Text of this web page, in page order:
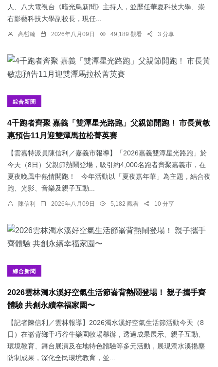
人、八大電視台《暗光鳥新聞》主持人，並歷任華夏科技大學、崇
右影藝科技大學副校長，現任...
高哲翰 2026年八月09日 49,189 觀看 3 分享
綜合新聞
4千跑者齊聚 嘉義「雙潭星光路跑」父親節開跑！ 市長黃敏
惠預告11月迎雙潭馬拉松菁英賽
【雲嘉特派員陳信利／嘉義市報導】「2026嘉義雙潭星光路跑」於
今天（8日）父親節熱鬧登場，吸引約4,000名跑者齊聚嘉義市，在
夏夜晚風中熱情開跑！ 今年活動以「夏夜嘉年華」為主題，結合夜
跑、光影、音樂及親子互動...
陳信利 2026年八月09日 5,182 觀看 10 分享
綜合新聞
2026雲林濁水溪好空氣生活節崙背熱鬧登場！ 親子攜手齊
體驗 共創永續幸福家園〜
【記者陳信利／雲林報導】2026濁水溪好空氣生活節活動今天（8
日）在崙背鄉千巧谷牛樂園牧場舉辦，透過成果展示、親子互動、
環境教育、舞台展演及在地特色體驗等多元活動，展現濁水溪揚塵
防制成果，深化全民環境教育，並...